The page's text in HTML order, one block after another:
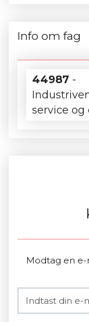
Info om fag
44987 -
service og
Modtag en